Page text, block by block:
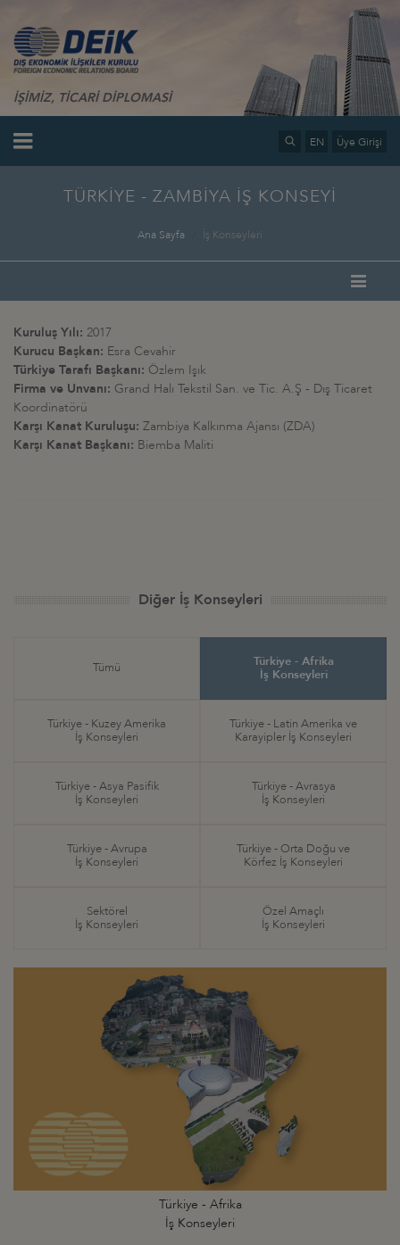
İŞİMİZ, TİCARİ DİPLOMASİ
EN Üye Girişi
TÜRKİYE - ZAMBİYA İŞ KONSEYİ
Ana Sayfa İş Konseyleri
Kuruluş Yılı: 2017
Kurucu Başkan: Esra Cevahir
Türkiye Tarafı Başkanı: Özlem Işık
Firma ve Unvanı: Grand Halı Tekstil San. ve Tic. A.Ş - Dış Ticaret
Koordinatörü
Karşı Kanat Kuruluşu: Zambiya Kalkınma Ajansı (ZDA)
Karşı Kanat Başkanı: Biemba Maliti
Diğer İş Konseyleri
Tümü
Türkiye - Afrika
İş Konseyleri
Türkiye - Kuzey Amerika
İş Konseyleri
Türkiye - Latin Amerika ve
Karayipler İş Konseyleri
Türkiye - Asya Pasifik
İş Konseyleri
Türkiye - Avrasya
İş Konseyleri
Türkiye - Avrupa
İş Konseyleri
Türkiye - Orta Doğu ve
Körfez İş Konseyleri
Sektörel
İş Konseyleri
Özel Amaçlı
İş Konseyleri
Türkiye - Afrika
İş Konseyleri